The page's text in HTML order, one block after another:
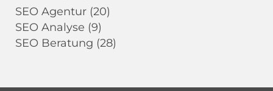
SEO Agentur (20)
SEO Analyse (9)
SEO Beratung (28)